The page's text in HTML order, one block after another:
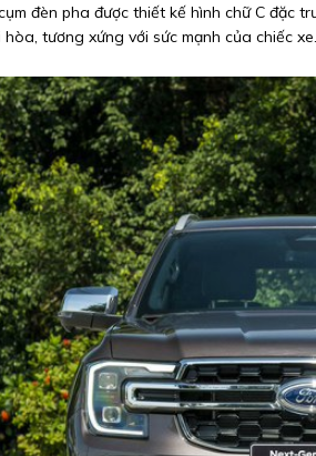
đèn pha được thiết kế hình chữ C đặc
tương xứng với sức mạnh của chiếc xe.